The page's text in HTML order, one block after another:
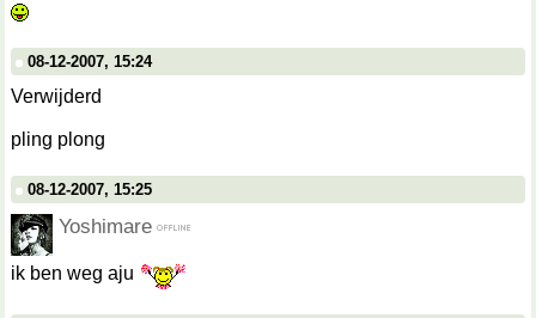
08-12-2007, 15:24
Verwijderd
pling plong
08-12-2007, 15:25
Yoshimare
ik ben weg aju